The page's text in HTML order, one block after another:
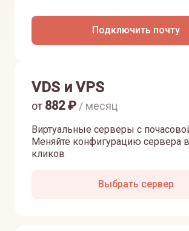
Подключить почту
VDS и VPS
Виртуальные серверы с
Меняйте конфигурацию сервера
кликов
от 882₽ / месяц
Выбрать сервер